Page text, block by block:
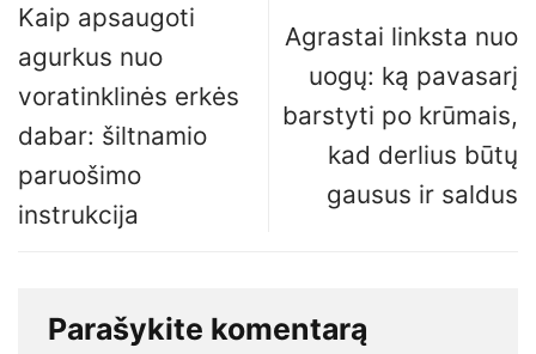
Kaip apsaugoti
agurkus nuo
voratinklinės erkės
dabar: šiltnamio
paruošimo
instrukcija
Agrastai linksta nuo
uogų: ką pavasarį
barstyti po krūmais,
kad derlius būtų
gausus ir saldus
Parašykite komentarą